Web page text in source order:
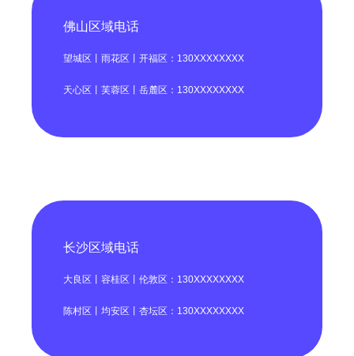
佛山区域电话
望城区丨雨花区丨开福区：130XXXXXXXX
天心区丨芙蓉区丨岳麓区：130XXXXXXXX
长沙区域电话
大良区丨容桂区丨伦敦区：130XXXXXXXX
陈村区丨均安区丨杏坛区：130XXXXXXXX